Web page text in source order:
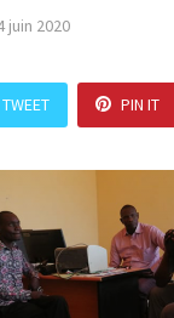
juin 2020
TWEET PIN IT